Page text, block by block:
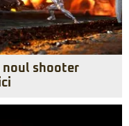
noul shooter